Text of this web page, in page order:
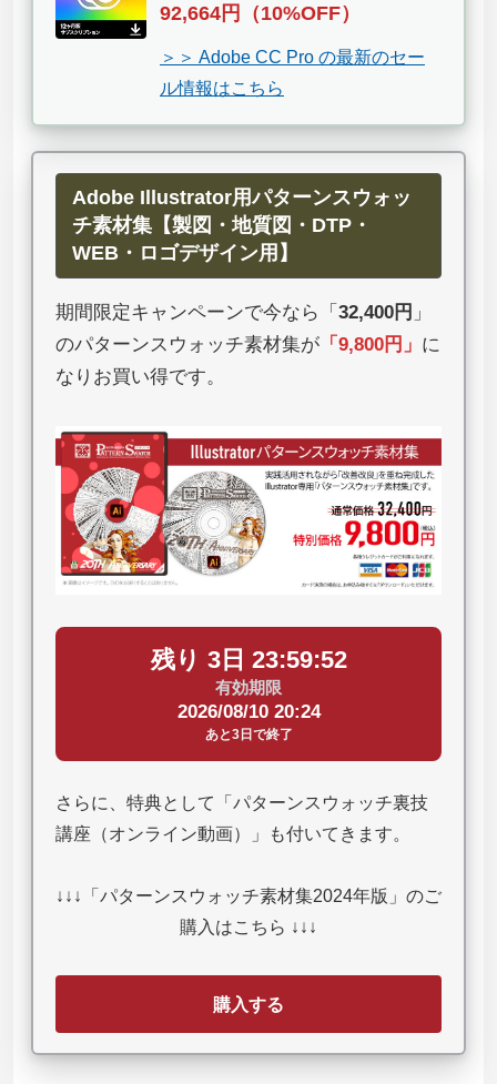
92,664円（10%OFF）
＞＞ Adobe CC Pro の最新のセー
ル情報はこちら
Adobe Illustrator用パターンスウォッ
チ素材集【製図・地質図・DTP・
WEB・ロゴデザイン用】
期間限定キャンペーンで今なら「 32,400円 」
のパターンスウォッチ素材集が 「 9,800円 」 に
なりお買い得です。
残り 3日 23:59:51
有効期限
2026/08/10 20:24
あと3日で終了
さらに、特典として「パターンスウォッチ裏技
講座（オンライン動画）」も付いてきます。
↓↓↓「パターンスウォッチ素材集2024年版」のご
購入はこちら ↓↓↓
購入する